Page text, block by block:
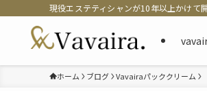
現役エステティシャンが10年以上かけて
ホーム ブログ Vavairaパッククリーム